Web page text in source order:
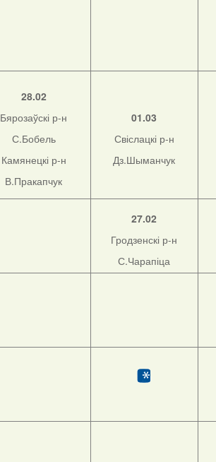
28.02
Бярозаўскі р-н
С.Бобель
Камянецкі р-н
В.Пракапчук
01.03
Свіслацкі р-н
Дз.Шыманчук
27.02
Гродзенскі р-н
С.Чарапіца